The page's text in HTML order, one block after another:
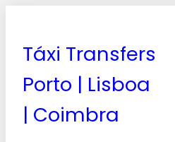
Táxi Transfers
Porto | Lisboa
| Coimbra